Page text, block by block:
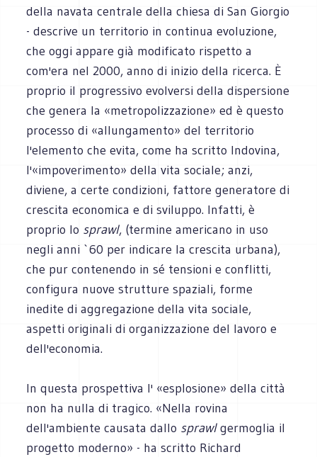
della navata centrale della chiesa di San Giorgio
- descrive un territorio in continua evoluzione,
che oggi appare già modificato rispetto a
com'era nel 2000, anno di inizio della ricerca. È
proprio il progressivo evolversi della dispersione
che genera la «metropolizzazione» ed è questo
processo di «allungamento» del territorio
l'elemento che evita, come ha scritto Indovina,
l'«impoverimento» della vita sociale; anzi,
diviene, a certe condizioni, fattore generatore di
crescita economica e di sviluppo. Infatti, è
proprio lo sprawl, (termine americano in uso
negli anni `60 per indicare la crescita urbana),
che pur contenendo in sé tensioni e conflitti,
configura nuove strutture spaziali, forme
inedite di aggregazione della vita sociale,
aspetti originali di organizzazione del lavoro e
dell'economia.
In questa prospettiva l' «esplosione» della città
non ha nulla di tragico. «Nella rovina
dell'ambiente causata dallo sprawlgermoglia il
progetto moderno» - ha scritto Richard